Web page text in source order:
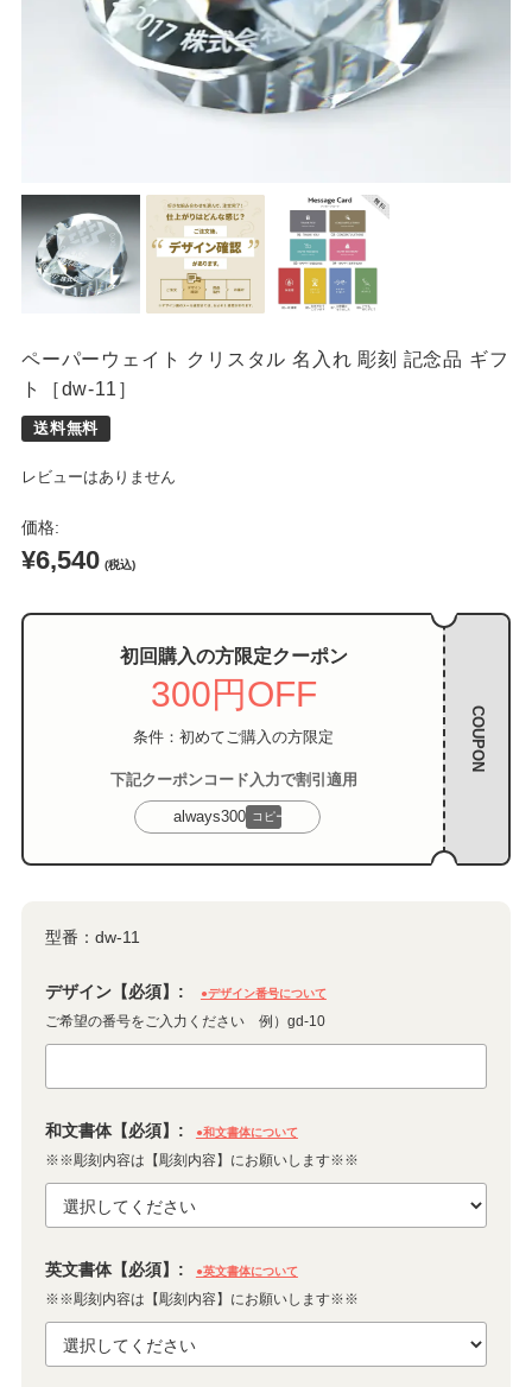
盾・トロフィー
マウスパッド
ペーパーウェイト クリスタル 名入れ 彫刻 記念品 ギフ
ト［dw-11］
レビューはありません
価格:
¥6,540 (税込)
初回購入の方限定クーポン
300円OFF
条件：初めてご購入の方限定
下記クーポンコード入力で割引適用
always300 コピー
COUPON
型番： dw-11
デザイン【必須】: ●デザイン番号について
ご希望の番号をご入力ください 例）gd-10
和文書体【必須】: ●和文書体について
※※彫刻内容は【彫刻内容】にお願いします※※
英文書体【必須】: ●英文書体について
※※彫刻内容は【彫刻内容】にお願いします※※